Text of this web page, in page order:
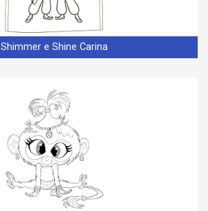
Shimmer e Shine Carina